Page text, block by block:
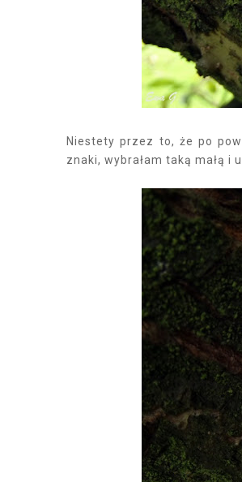
Niestety przez to, że po
znaki, wybrałam taką małą i